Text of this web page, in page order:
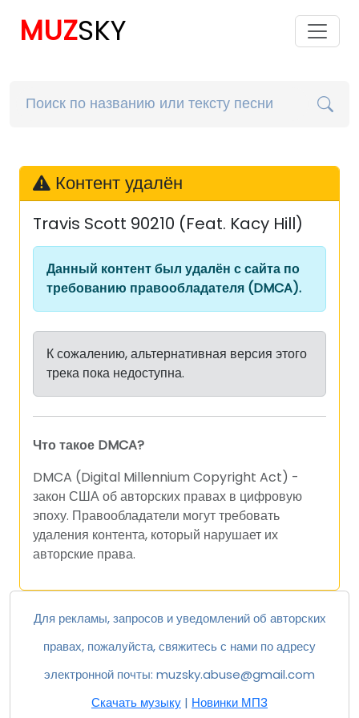
MUZSKY
Контент удалён
Travis Scott 90210 (Feat. Kacy Hill)
Данный контент был удалён с сайта по
требованию правообладателя (DMCA).
К сожалению, альтернативная версия этого
трека пока недоступна.
Что такое DMCA?
DMCA (Digital Millennium Copyright Act) -
закон США об авторских правах в цифровую
эпоху. Правообладатели могут требовать
удаления контента, который нарушает их
авторские права.
Для рекламы, запросов и уведомлений об авторских
правах, пожалуйста, свяжитесь с нами по адресу
электронной почты: muzsky.abuse@gmail.com
Скачать музыку | Новинки МП3